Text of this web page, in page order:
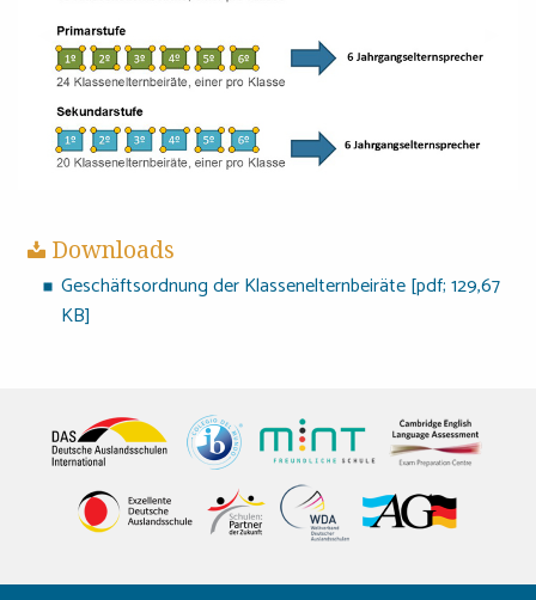
Previous Slide
Downloads
Geschäftsordnung der Klassenelternbeiräte [pdf; 129,67
KB]